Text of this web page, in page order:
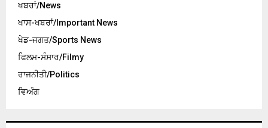
ਖਬਰਾਂ/News
ਖਾਸ-ਖਬਰਾਂ/Important News
ਖੇਡ-ਜਗਤ/Sports News
ਫਿਲਮ-ਸੰਸਾਰ/Filmy
ਰਾਜਨੀਤੀ/Politics
ਵਿਅੰਗ